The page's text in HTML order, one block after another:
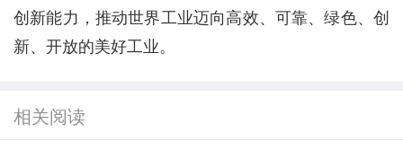
创新能力，推动世界工业迈向高效、可靠、绿色、创
新、开放的美好工业。
相关阅读